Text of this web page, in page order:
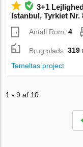
3+1
Istanbul, Tyrkiet Nr.
Antall Rom:4
Brug plads:319
Temeltas project
1 - 9 af 10